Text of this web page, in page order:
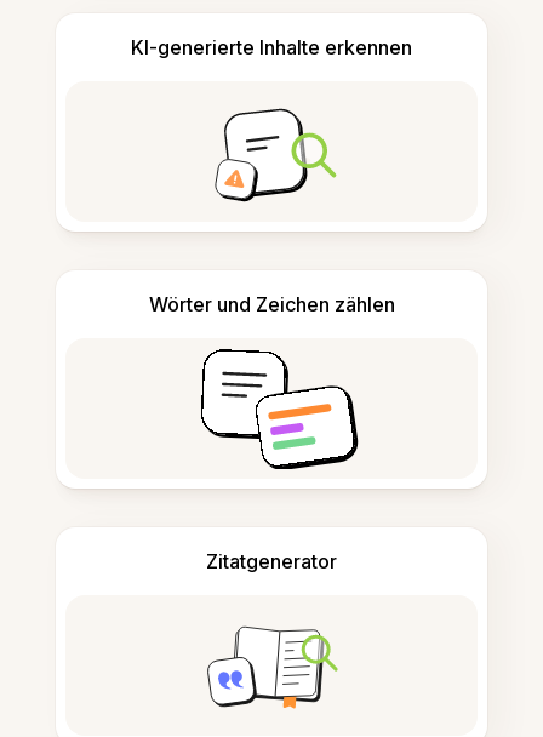
KI-generierte Inhalte erkennen
Wörter und Zeichen zählen
Zitatgenerator